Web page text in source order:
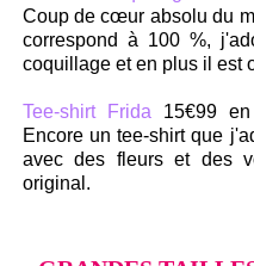
Coup de cœur absolu du
correspond à 100 %,
coquillage et en plus il est
Tee-shirt Frida15€99 en
Encore un tee-shirt que
avec des fleurs et des
original.